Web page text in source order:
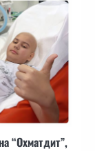
“Охматдит”,